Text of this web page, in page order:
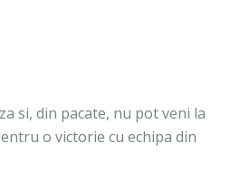
si, din pacate, nu pot veni la
o victorie cu echipa din